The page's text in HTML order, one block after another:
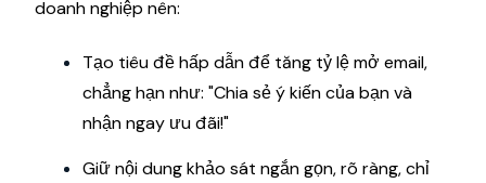
doanh nghiệp nên:
Tạo tiêu đề hấp dẫn để tăng tỷ lệ mở email,
chẳng hạn như: "Chia sẻ ý kiến của bạn và
nhận ngay ưu đãi!"
Giữ nội dung khảo sát ngắn gọn, rõ ràng, chỉ